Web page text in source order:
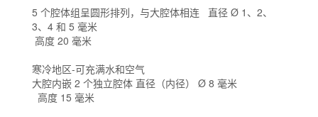
5 个腔体组呈圆形排列，与大腔体相连
直径 Ø 1、2、
3、4 和 5 毫米
高度 20 毫米
寒冷地区-可充满水和空气
大腔内嵌 2 个独立腔体 直径（内径）
Ø 8 毫米
高度 15 毫米